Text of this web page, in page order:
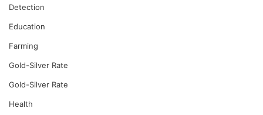
Detection
Education
Farming
Gold-Silver Rate
Gold-Silver Rate
Health